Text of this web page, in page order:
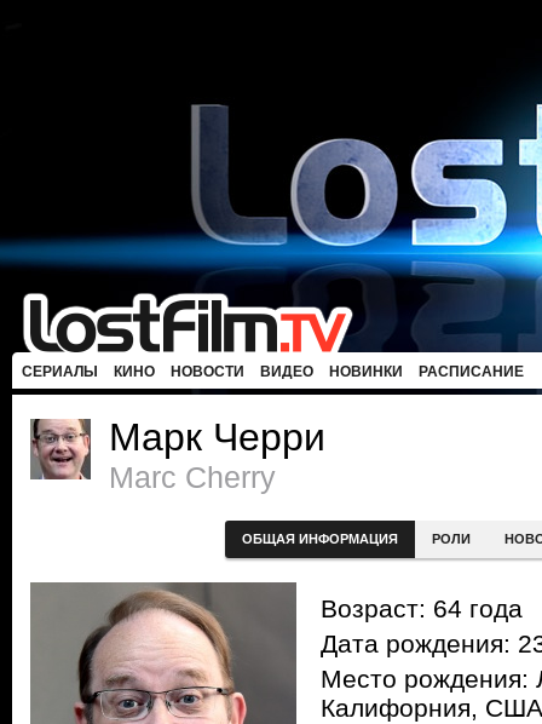
СЕРИАЛЫ КИНО НОВОСТИ ВИДЕО НОВИНКИ РАСПИСАНИЕ
Марк Черри
Marc Cherry
ОБЩАЯ ИНФОРМАЦИЯ РОЛИ
Возраст: 64 года
Дата рождения:
Место рождения:
Калифорния, США